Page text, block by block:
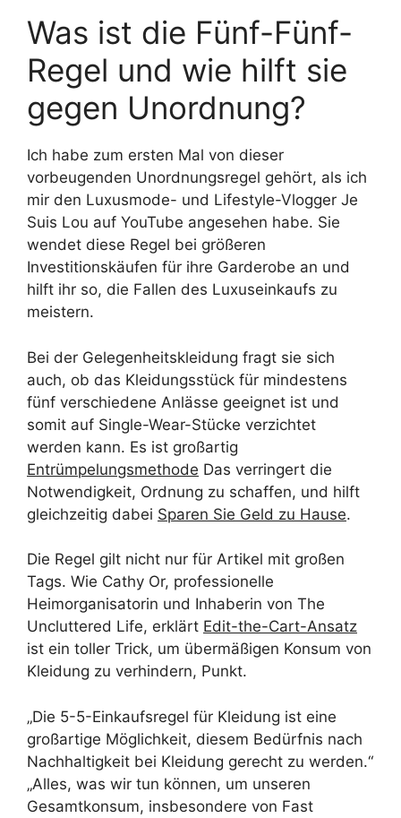
Was ist die Fünf-Fünf-
Regel und wie hilft sie
gegen Unordnung?
Ich habe zum ersten Mal von dieser
vorbeugenden Unordnungsregel gehört, als ich
mir den Luxusmode- und Lifestyle-Vlogger Je
Suis Lou auf YouTube angesehen habe. Sie
wendet diese Regel bei größeren
Investitionskäufen für ihre Garderobe an und
hilft ihr so, die Fallen des Luxuseinkaufs zu
meistern.
Bei der Gelegenheitskleidung fragt sie sich
auch, ob das Kleidungsstück für mindestens
fünf verschiedene Anlässe geeignet ist und
somit auf Single-Wear-Stücke verzichtet
werden kann. Es ist großartig
Entrümpelungsmethode Das verringert die
Notwendigkeit, Ordnung zu schaffen, und hilft
gleichzeitig dabei Sparen Sie Geld zu Hause.
Die Regel gilt nicht nur für Artikel mit großen
Tags. Wie Cathy Or, professionelle
Heimorganisatorin und Inhaberin von The
Uncluttered Life, erklärt Edit-the-Cart-Ansatz
ist ein toller Trick, um übermäßigen Konsum von
Kleidung zu verhindern, Punkt.
„Die 5-5-Einkaufsregel für Kleidung ist eine
großartige Möglichkeit, diesem Bedürfnis nach
Nachhaltigkeit bei Kleidung gerecht zu werden.“
„Alles, was wir tun können, um unseren
Gesamtkonsum, insbesondere von Fast